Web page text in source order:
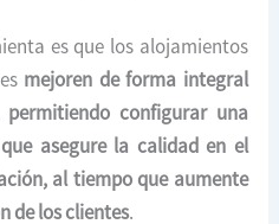
es que los alojamientos
mejoren de forma integral
configurar una
asegure la calidad en el
al tiempo que aumente
de los clientes.